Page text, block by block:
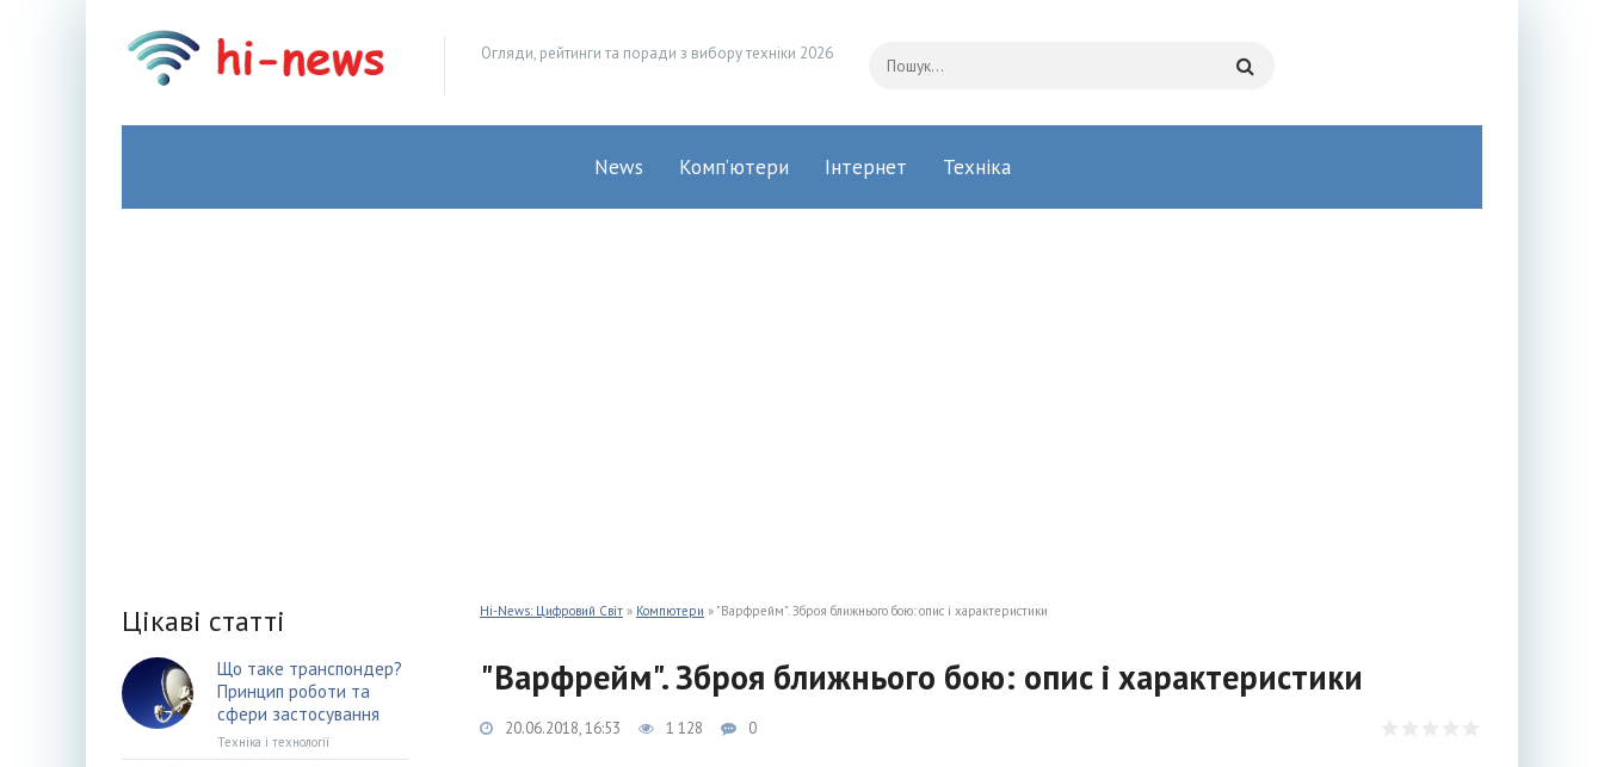
Огляди, рейтинги та поради з вибору техніки 2026
News Комп’ютери Інтернет Техніка
Hi-News: Цифровий Світ » Компютери » "Варфрейм". Зброя ближнього бою: опис і характеристики
"Варфрейм". Зброя ближнього бою: опис і характеристики
20.06.2018, 16:53 1 128 0
Цікаві статті
Що таке транспондер?
Принцип роботи та
сфери застосування
Техніка і технології